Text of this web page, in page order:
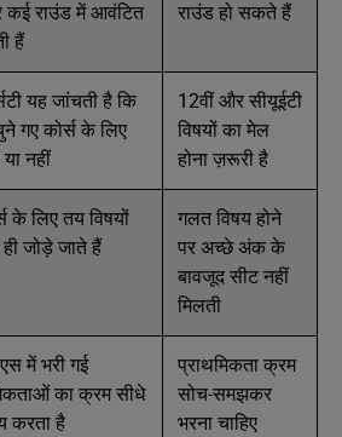
कई राउंड में आवंटित
हैं
राउंड हो सकते हैं
यह जांचती है कि
गए कोर्स के लिए
नहीं
12वीं और सीयूईटी
विषयों का मेल
होना ज़रूरी है
के लिए तय विषयों
जोड़े जाते हैं
गलत विषय होने
पर अच्छे अंक के
बावजूद सीट नहीं
मिलती
में भरी गई
का क्रम सीधे
करता है
प्राथमिकता क्रम
सोच-समझकर
भरना चाहिए